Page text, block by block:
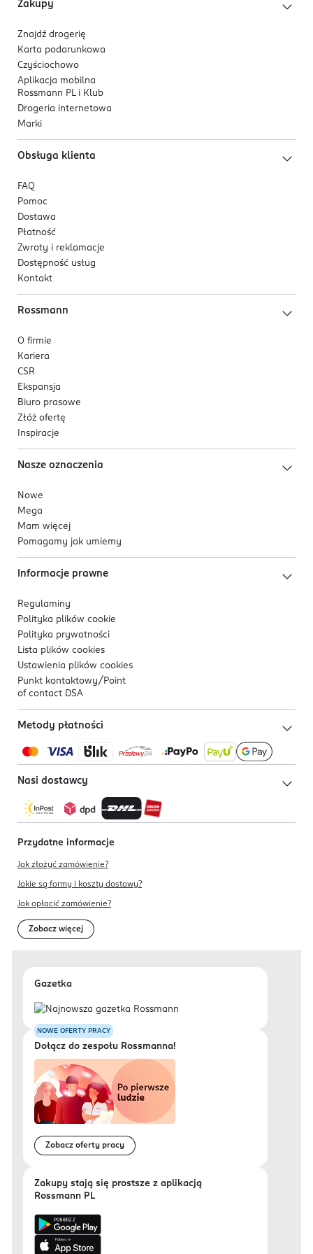
Zakupy
Znajdź drogerię
Karta podarunkowa
Czyściochowo
Aplikacja mobilna
Rossmann PL i Klub
Drogeria internetowa
Marki
Obsługa klienta
FAQ
Pomoc
Dostawa
Płatność
Zwroty i reklamacje
Dostępność usług
Kontakt
Rossmann
O firmie
Kariera
CSR
Ekspansja
Biuro prasowe
Złóż ofertę
Inspiracje
Nasze oznaczenia
Nowe
Mega
Mam więcej
Pomagamy jak umiemy
Informacje prawne
Regulaminy
Polityka plików cookie
Polityka prywatności
Lista plików cookies
Ustawienia plików cookies
Punkt kontaktowy/ Point
of contact DSA
Metody płatności
Nasi dostawcy
Przydatne informacje
Jak złożyć zamówienie?
Jakie są formy i koszty dostawy?
Jak opłacić zamówienie?
Zobacz więcej
Gazetka
NOWE OFERTY PRACY
Dołącz do zespołu Rossmanna!
Zobacz oferty pracy
Zakupy stają się prostsze z aplikacją
Rossmann PL